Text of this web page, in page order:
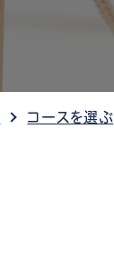
コースを選ぶ